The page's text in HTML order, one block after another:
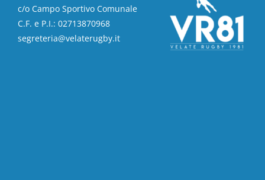
c/o Campo Sportivo Comunale
C.F. e P.I.: 02713870968
segreteria@velaterugby.it